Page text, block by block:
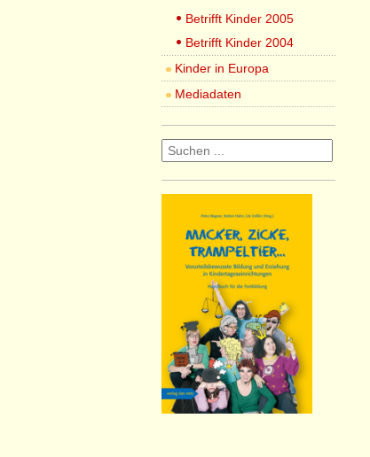
Betrifft Kinder 2005
Betrifft Kinder 2004
Kinder in Europa
Mediadaten